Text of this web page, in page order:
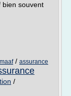
bien souvent
/ assurance
/